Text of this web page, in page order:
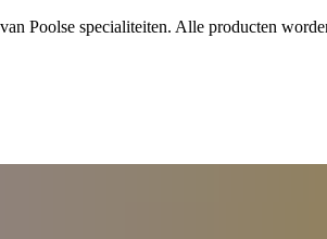
Poolse specialiteiten. Alle producten